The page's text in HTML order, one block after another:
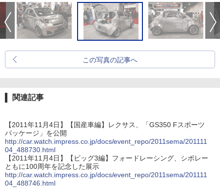
この写真の記事へ
関連記事
【2011年11月4日】【国産車編】レクサス、「GS350 Fスポーツ
パッケージ」を公開
http://car.watch.impress.co.jp/docs/event_repo/2011sema/201111
04_488730.html
【2011年11月4日】【ビッグ3編】フォードレーシング、シボレー
ともに100周年を記念した展示
http://car.watch.impress.co.jp/docs/event_repo/2011sema/201111
04_488746.html